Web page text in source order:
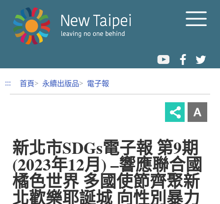
跳到內容區塊
::: 首頁 永續出版品 電子報
新北市SDGs電子報 第9期
(2023年12月) –響應聯合國
橘色世界 多國使節齊聚新
北歡樂耶誕城 向性別暴力